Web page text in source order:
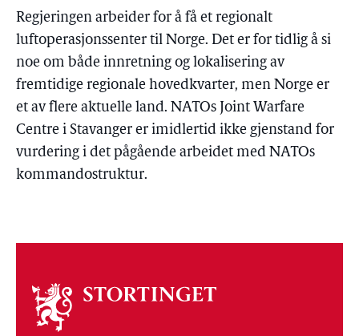
Regjeringen arbeider for å få et regionalt
luftoperasjonssenter til Norge. Det er for tidlig å si
noe om både innretning og lokalisering av
fremtidige regionale hovedkvarter, men Norge er
et av flere aktuelle land. NATOs Joint Warfare
Centre i Stavanger er imidlertid ikke gjenstand for
vurdering i det pågående arbeidet med NATOs
kommandostruktur.
Om
stortinget